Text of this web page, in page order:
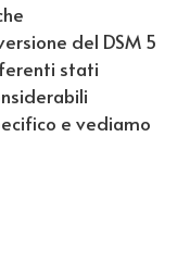
del DSM 5
stati
e vediamo